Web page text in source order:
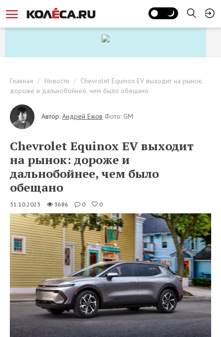
Главная Новости
Chevrolet Equinox EV выходит на рынок:
дороже и дальнобойнее, чем было обещано
Автор: Андрей Ежов Фото: GM
Chevrolet Equinox EV выходит
на рынок: дороже и
дальнобойнее, чем было
обещано
31.10.2023 3686 0 0